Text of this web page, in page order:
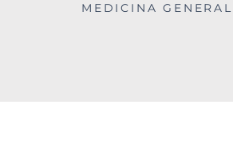
MEDICINA GENERAL